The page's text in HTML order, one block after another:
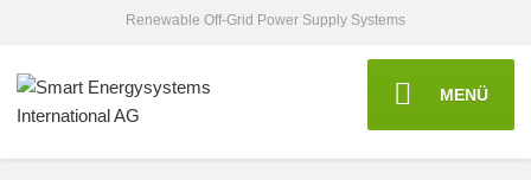
Renewable Off-Grid Power Supply Systems
MENÜ